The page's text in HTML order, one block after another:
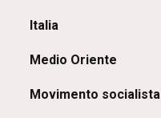
Italia
Medio Oriente
Movimento socialista